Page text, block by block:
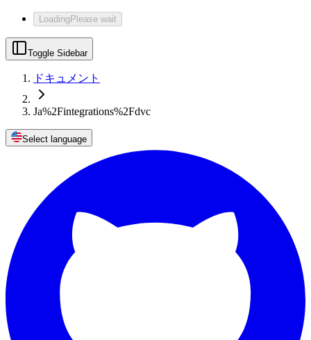
LoadingPlease wait
Toggle Sidebar
ドキュメント
Ja%2Fintegrations%2Fdvc
Select language